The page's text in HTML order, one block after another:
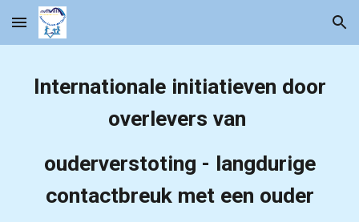
Skip to main content Skip to navigation
Internationale initiatieven door
overlevers van
ouderverstoting - langdurige
contactbreuk met een ouder